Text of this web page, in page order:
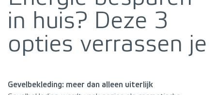
in huis? Deze 3
opties verrassen je
Gevelbekleding: meer dan alleen uiterlijk